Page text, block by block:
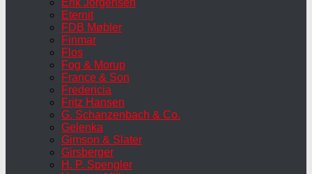
Eternit
FDB Møbler
Finmar
Flos
Fog & Morup
France & Son
Fredericia
Fritz Hansen
G. Schanzenbach & Co.
Gelenka
Gimson & Slater
Girsberger
H. P. Spengler